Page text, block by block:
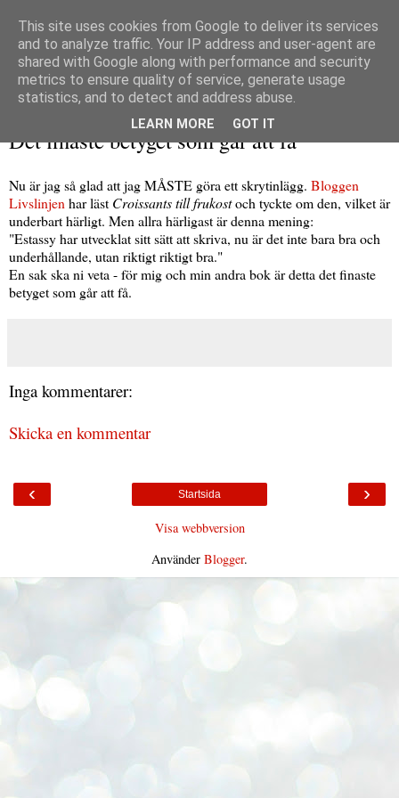
Det finaste betyget som går att få
Nu är jag så glad att jag MÅSTE göra ett skrytinlägg. Bloggen
Livslinjen har läst Croissants till frukostoch tyckte om den, vilket är
underbart härligt. Men allra härligast är denna mening:
"Estassy har utvecklat sitt sätt att skriva, nu är det inte bara bra och
underhållande, utan riktigt riktigt bra."
En sak ska ni veta - för mig och min andra bok är detta det finaste
betyget som går att få.
Inga kommentarer:
Skicka en kommentar
‹ ›
Startsida
Visa webbversion
Använder Blogger.
This site uses cookies from Google to deliver its services
and to analyze traffic. Your IP address and user-agent are
shared with Google along with performance and security
metrics to ensure quality of service, generate usage
statistics, and to detect and address abuse.
LEARN MORE GOT IT